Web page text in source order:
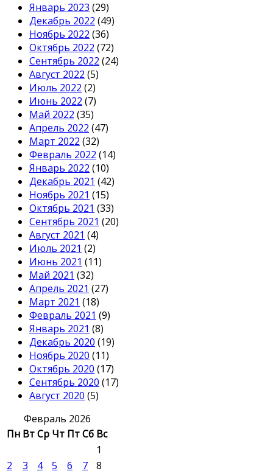
Январь 2023 (29)
Декабрь 2022 (49)
Ноябрь 2022 (36)
Октябрь 2022 (72)
Сентябрь 2022 (24)
Август 2022 (5)
Июль 2022 (2)
Июнь 2022 (7)
Май 2022 (35)
Апрель 2022 (47)
Март 2022 (32)
Февраль 2022 (14)
Январь 2022 (10)
Декабрь 2021 (42)
Ноябрь 2021 (15)
Октябрь 2021 (33)
Сентябрь 2021 (20)
Август 2021 (4)
Июль 2021 (2)
Июнь 2021 (11)
Май 2021 (32)
Апрель 2021 (27)
Март 2021 (18)
Февраль 2021 (9)
Январь 2021 (8)
Декабрь 2020 (19)
Ноябрь 2020 (11)
Октябрь 2020 (17)
Сентябрь 2020 (17)
Август 2020 (5)
Февраль 2026
Пн ВтСр Чт ПтСб Вс
1
2
3 4 5 6 7
8